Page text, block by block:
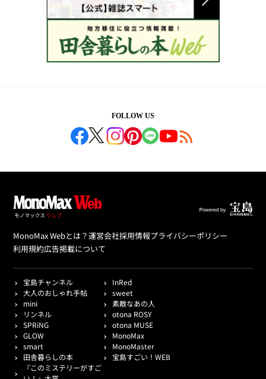
FOLLOW US
MonoMax Webとは？運営会社採用情報プライバシーポリシー
利用規約広告掲載について
宝島チャンネル
InRed
大人のおしゃれ手帖
sweet
mini
素敵なあの人
リンネル
otona ROSY
SPRiNG
otona MUSE
GLOW
MonoMax
smart
MonoMaster
田舎暮らしの本
宝島すごい！WEB
『このミステリーがすご